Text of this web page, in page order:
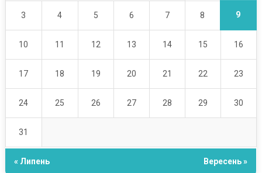
3 4 5 6 7 8 9
10 11 12 13 14 15 16
17 18 19 20 21 22 23
24 25 26 27 28 29 30
31
« Липень Вересень »